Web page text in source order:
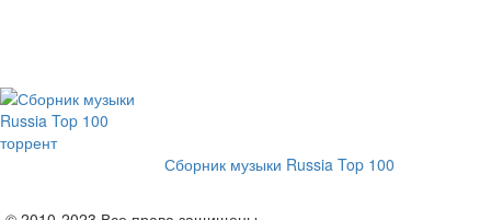
Сборник музыки Russia Top 100